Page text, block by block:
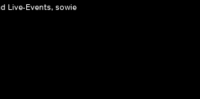
Live-Events, sowie